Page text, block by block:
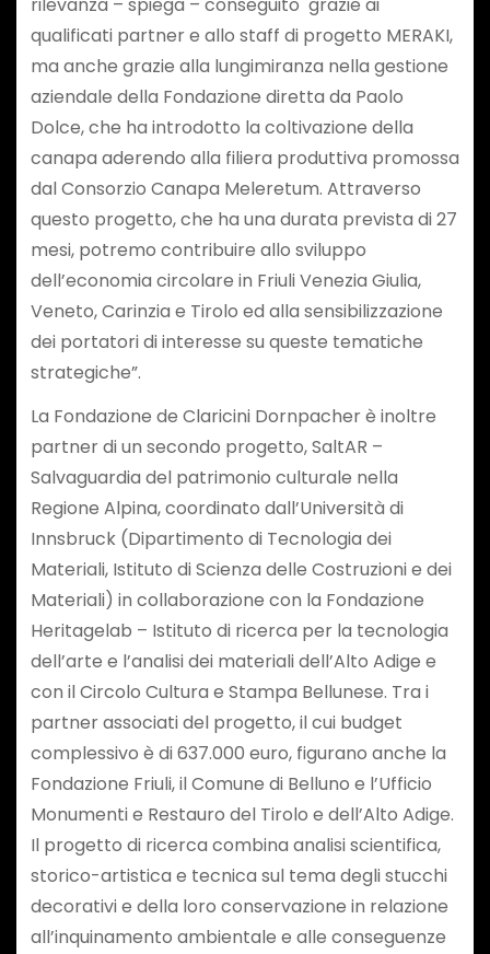
qualificati partner e allo staff di progetto MERAKI,
ma anche grazie alla lungimiranza nella gestione
aziendale della Fondazione diretta da Paolo
Dolce, che ha introdotto la coltivazione della
canapa aderendo alla filiera produttiva promossa
dal Consorzio Canapa Meleretum. Attraverso
questo progetto, che ha una durata prevista di 27
mesi, potremo contribuire allo sviluppo
dell’economia circolare in Friuli Venezia Giulia,
Veneto, Carinzia e Tirolo ed alla sensibilizzazione
dei portatori di interesse su queste tematiche
strategiche”.
La Fondazione de Claricini Dornpacher è inoltre
partner di un secondo progetto, SaltAR –
Salvaguardia del patrimonio culturale nella
Regione Alpina, coordinato dall’Università di
Innsbruck (Dipartimento di Tecnologia dei
Materiali, Istituto di Scienza delle Costruzioni e dei
Materiali) in collaborazione con la Fondazione
Heritagelab – Istituto di ricerca per la tecnologia
dell’arte e l’analisi dei materiali dell’Alto Adige e
con il Circolo Cultura e Stampa Bellunese. Tra i
partner associati del progetto, il cui budget
complessivo è di 637.000 euro, figurano anche la
Fondazione Friuli, il Comune di Belluno e l’Ufficio
Monumenti e Restauro del Tirolo e dell’Alto Adige.
Il progetto di ricerca combina analisi scientifica,
storico-artistica e tecnica sul tema degli stucchi
decorativi e della loro conservazione in relazione
all’inquinamento ambientale e alle conseguenze